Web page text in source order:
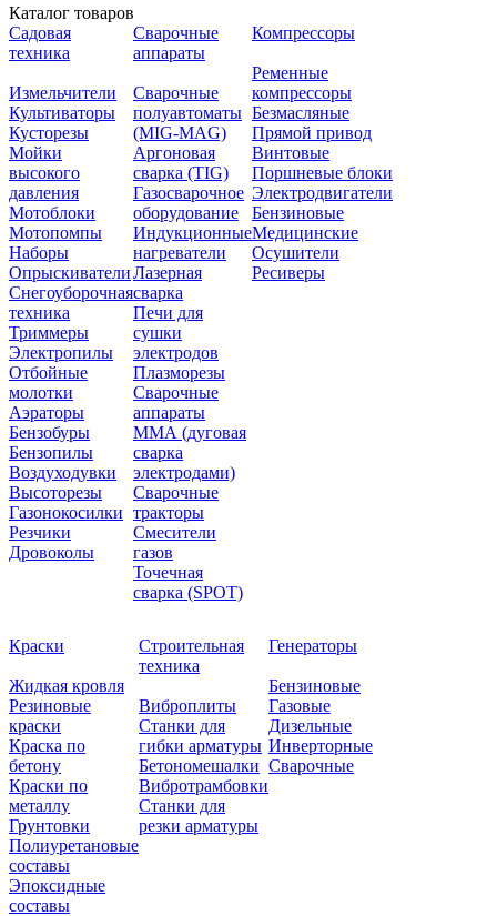
Каталог товаров
Садовая
техника
Измельчители
Культиваторы
Кусторезы
Мойки
высокого
давления
Мотоблоки
Мотопомпы
Наборы
Опрыскиватели
Снегоуборочная
техника
Триммеры
Электропилы
Отбойные
молотки
Аэраторы
Бензобуры
Бензопилы
Воздуходувки
Высоторезы
Газонокосилки
Резчики
Дровоколы
Сварочные
аппараты
Сварочные
полуавтоматы
(MIG-MAG)
Аргоновая
сварка (TIG)
Газосварочное
оборудование
Индукционные
нагреватели
Лазерная
сварка
Печи для
сушки
электродов
Плазморезы
Сварочные
аппараты
ММА (дуговая
сварка
электродами)
Сварочные
тракторы
Смесители
газов
Точечная
сварка (SPOT)
Компрессоры
Ременные
компрессоры
Безмасляные
Прямой привод
Винтовые
Поршневые блоки
Электродвигатели
Бензиновые
Медицинские
Осушители
Ресиверы
Краски
Жидкая кровля
Резиновые
краски
Краска по
бетону
Краски по
металлу
Грунтовки
Полиуретановые
составы
Эпоксидные
составы
Строительная
техника
Виброплиты
Станки для
гибки арматуры
Бетономешалки
Вибротрамбовки
Станки для
резки арматуры
Генераторы
Бензиновые
Газовые
Дизельные
Инверторные
Сварочные